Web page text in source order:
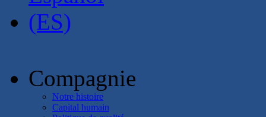
Compagnie
Notre histoire
Capital humain